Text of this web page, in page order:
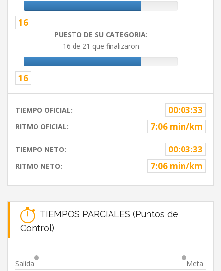
16
PUESTO DE SU CATEGORIA:
16 de 21 que finalizaron
16
TIEMPO OFICIAL: 00:03:33
RITMO OFICIAL: 7:06 min/km
TIEMPO NETO: 00:03:33
RITMO NETO: 7:06 min/km
TIEMPOS PARCIALES (Puntos de
Control)
Salida Meta